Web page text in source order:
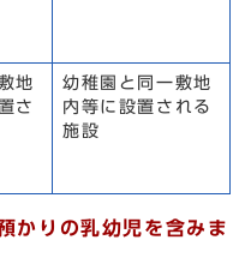
地
さ
幼稚園と同一敷地
内等に設置される
施設
かりの乳幼児を含みま